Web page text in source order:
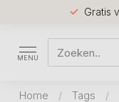
Gratis
MENU
Home / Tags /